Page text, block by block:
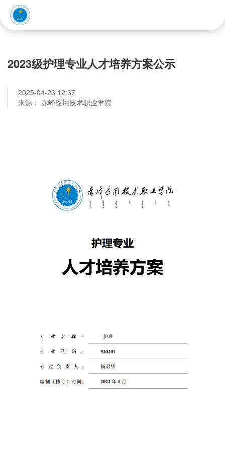
2023级护理专业人才培养方案公示
2025-04-23 12:37
来源： 赤峰应用技术职业学院